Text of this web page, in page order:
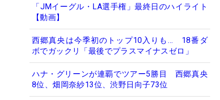
「JMイーグル・LA選手権」最終日のハイライト
【動画】
西郷真央は今季初のトップ10入りも… 18番ダ
ボでガックリ「最後でプラスマイナスゼロ」
ハナ・グリーンが連覇でツアー5勝目 西郷真央
8位、畑岡奈紗13位、渋野日向子73位